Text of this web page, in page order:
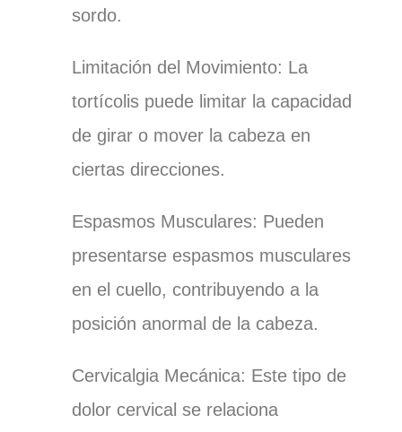
sordo.
Limitación del Movimiento: La
tortícolis puede limitar la capacidad
de girar o mover la cabeza en
ciertas direcciones.
Espasmos Musculares: Pueden
presentarse espasmos musculares
en el cuello, contribuyendo a la
posición anormal de la cabeza.
Cervicalgia Mecánica: Este tipo de
dolor cervical se relaciona